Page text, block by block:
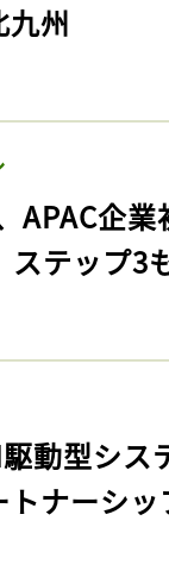
九州
APAC企
ステップ3
駆動型シ
トナーシ
グイン
員登録